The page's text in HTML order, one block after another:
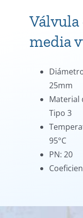
Válvula
media
25mm
Material
Tipo 3
95°C
PN: 20